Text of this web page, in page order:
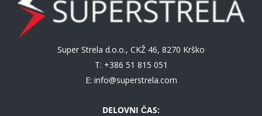
Super Strela d.o.o., CKŽ 46, 8270 Krško
T: +386 51 815 051
E: info@superstrela.com
DELOVNI ČAS: